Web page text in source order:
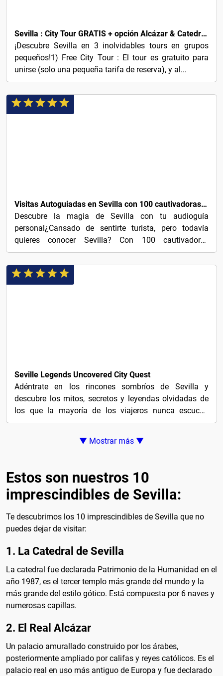
Sevilla : City Tour GRATIS + opción Alcázar & Catedral con entradas
¡Descubre Sevilla en 3 inolvidables tours en grupos
pequeños!1) Free City Tour : El tour es gratuito para
unirse (solo una pequeña tarifa de reserva), y al...
Visitas Autoguiadas en Sevilla con 100 cautivadoras historias de audio
Descubre la magia de Sevilla con tu audioguía
personal¿Cansado de sentirte turista, pero todavía
quieres conocer Sevilla? Con 100 cautivadores
audiocuentos...
Seville Legends Uncovered City Quest
Adéntrate en los rincones sombríos de Sevilla y
descubre los mitos, secretos y leyendas olvidadas de
los que la mayoría de los viajeros nunca escucha
hablar....
▼ Mostrar más ▼
Estos son nuestros 10
imprescindibles de Sevilla:
Te descubrimos los 10 imprescindibles de Sevilla que no
puedes dejar de visitar:
1. La Catedral de Sevilla
La catedral fue declarada Patrimonio de la Humanidad en el
año 1987, es el tercer templo más grande del mundo y la
más grande del estilo gótico. Está compuesta por 6 naves y
numerosas capillas.
2. El Real Alcázar
Un palacio amurallado construido por los árabes,
posteriormente ampliado por califas y reyes católicos. Es el
palacio real en uso más antiguo de Europa y fue declarado